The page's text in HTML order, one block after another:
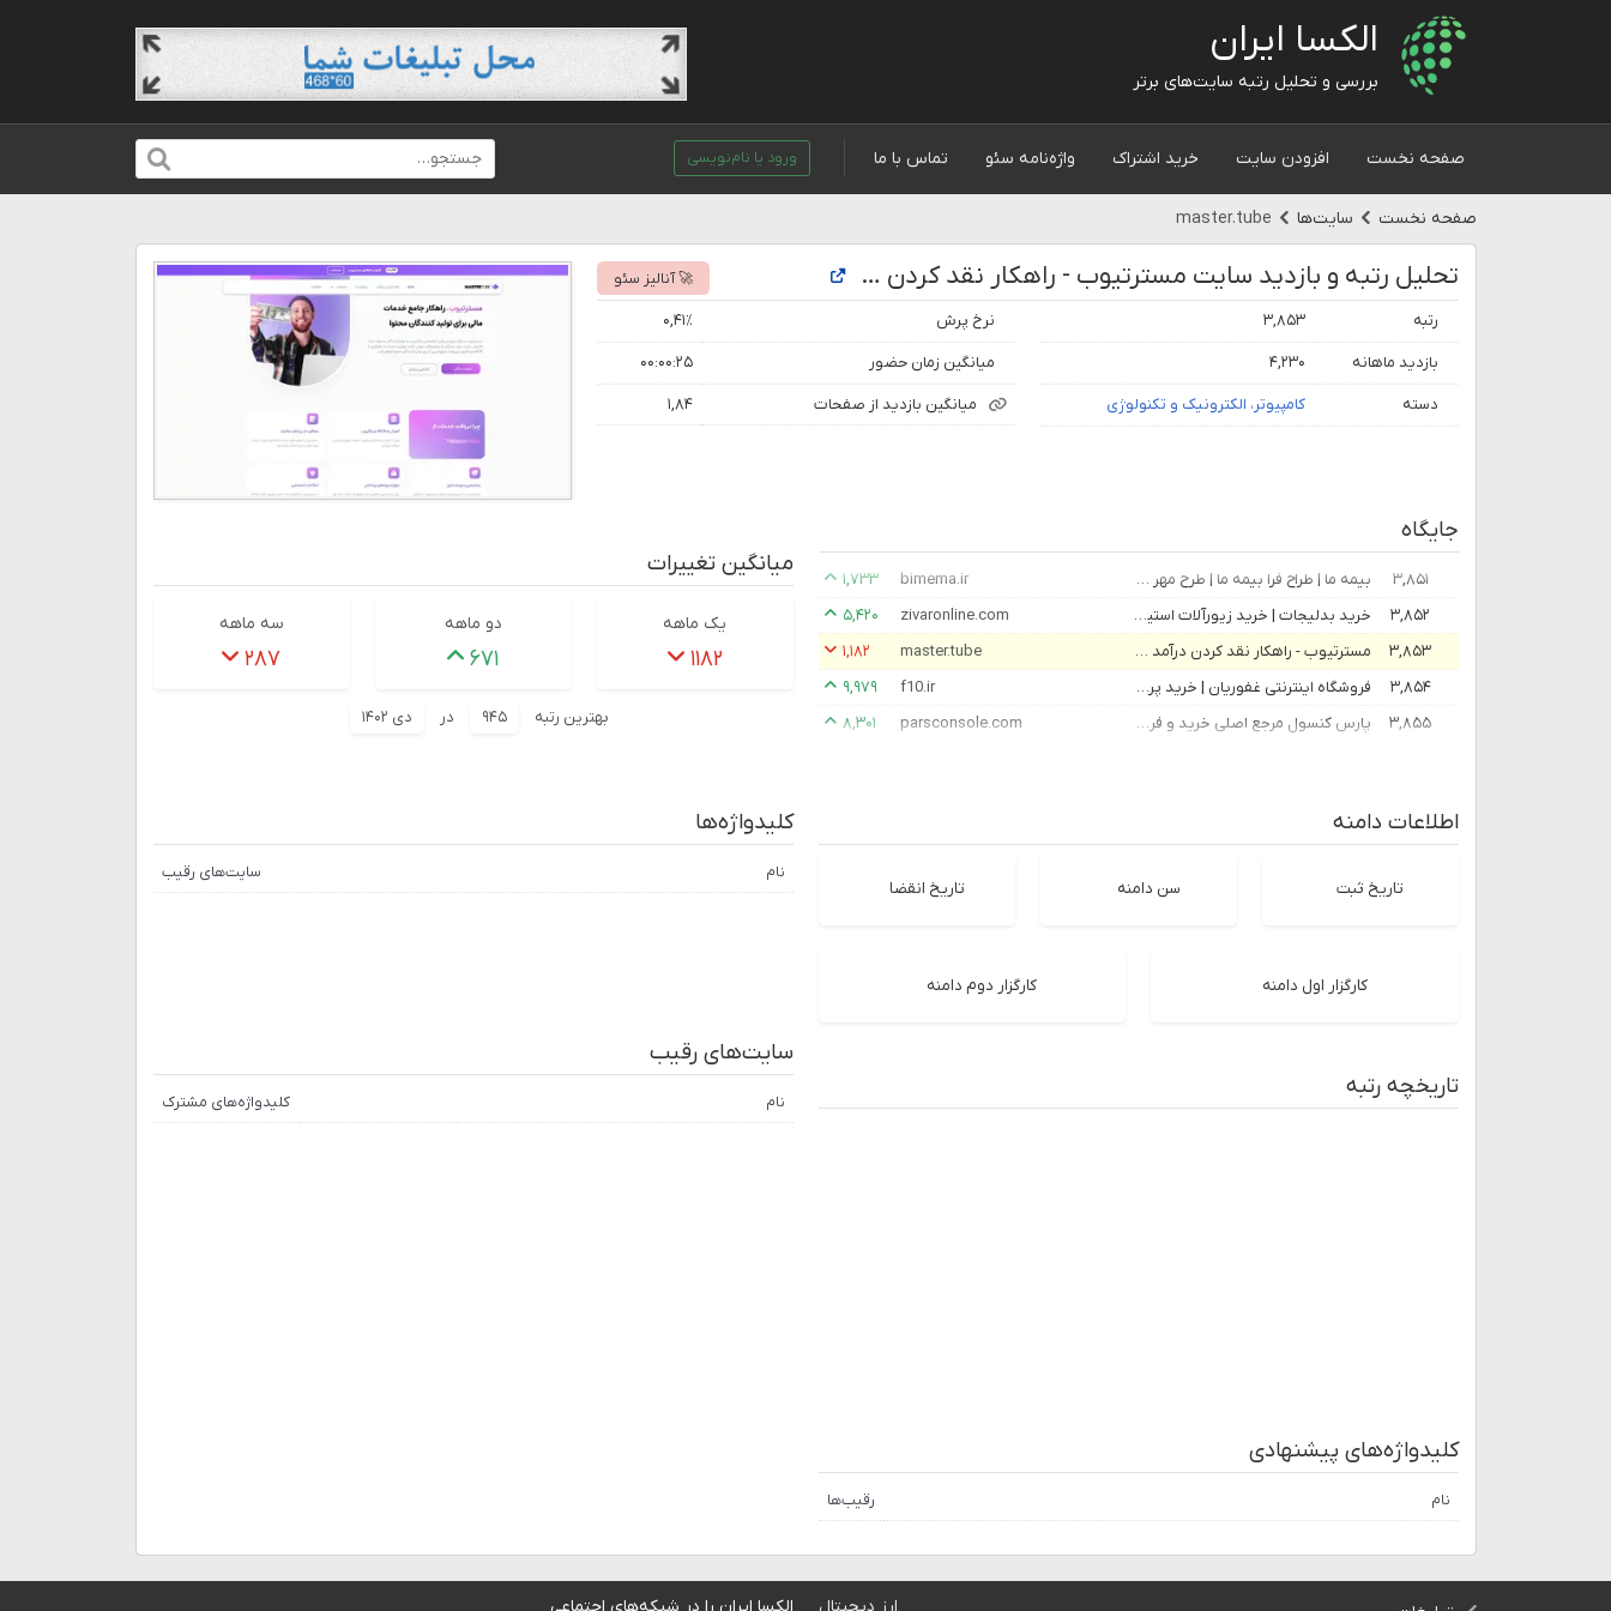
الکسا ایران
بررسی و تحلیل رتبه سایت‌های برتر
صفحه نخست افزودن سایت خرید اشتراک واژه‌نامه سئو تماس با ما ورود یا نام‌نویسی
صفحه نخست سایت‌ها master.tube
تحلیل رتبه و بازدید سایت مسترتیوب - راهکار نقد کردن درآمد یوتیوب - مسترتیوب 🚀 آنالیز سئو
رتبه ۳,۸۵۳
بازدید ماهانه ۴,۲۳۰
دسته کامپیوتر، الکترونیک و تکنولوژی
نرخ پرش ۰,۴۱٪
میانگین زمان حضور ۰۰:۰۰:۲۵
میانگین بازدید از صفحات ۱,۸۴
جایگاه
۳,۸۵۱ بیمه ما | طراح فرا بیمه ما | طرح مهر ما بیمه ما - بیمه ما |فرا بیمه ما|بیمه عمر ما|بهترین بیمه عمر bimema.ir
۱,۷۳۳
۳,۸۵۲
خرید بدلیجات | خرید زیورآلات استیل | خرید ساعت مچی | زیورآنلاین zivaronline.com
۵,۴۲۰
۳,۸۵۳
مسترتیوب - راهکار نقد کردن درآمد یوتیوب - مسترتیوب master.tube
۱,۱۸۲
۳,۸۵۴
فروشگاه اینترنتی غفوریان | خرید پرینتر | خرید کارتریج | خرید فتوکپی | خرید ماشین‌های اداری f10.ir
۹,۹۷۹
۳,۸۵۵
پارس کنسول مرجع اصلی خرید و فروش بازی در ایران | پارس کنسول parsconsole.com ۸,۳۰۱
میانگین تغییرات
یک ماهه
۱۱۸۲
دو ماهه
۶۷۱
سه ماهه
۲۸۷
بهترین رتبه ۹۴۵ در دی ۱۴۰۲
اطلاعات دامنه
تاریخ ثبت سن دامنه تاریخ انقضا
کارگزار اول دامنه کارگزار دوم دامنه
کلیدواژه‌ها
نام سایت‌های رقیب
تاریخچه رتبه
سایت‌های رقیب
نام کلیدواژه‌های مشترک
کلیدواژه‌های پیشنهادی
نام رقیب‌ها
ارز دیجیتال الکسا ایران را در شبکه‌های اجتماعی